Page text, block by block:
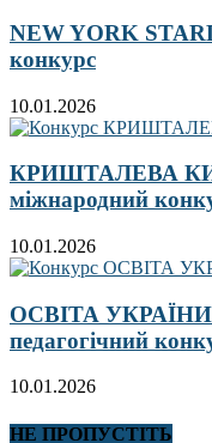
NEW YORK
конкурс
10.01.2026
КРИШТАЛЕВА
міжнародний
10.01.2026
ОСВІТА УКРАЇНИ
педагогічний
10.01.2026
НЕ ПРОПУСТІТЬ